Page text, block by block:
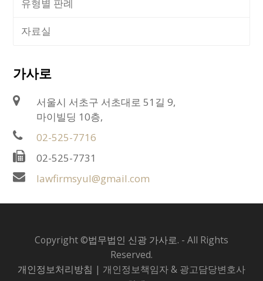
유형별 판례
자료실
가사로
서울시 서초구 서초대로 51길 9,
마이빌딩 10층,
02-525-7716
02-525-7731
lawfirmsyul@gmail.com
Copyright ©법무법인 신광 가사로. - All Rights
Reserved.
개인정보처리방침 | 개인정보책임자 & 광고담당변호사